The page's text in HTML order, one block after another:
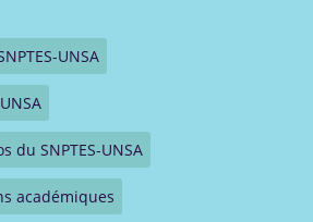
UNSA
du SNPTES-UNSA
académiques